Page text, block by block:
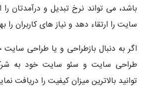
باشد، می تواند نرخ تبدیل و درآمدتان
سایت را ارتقاء دهد و نیاز های کاربران را
اگر به دنبال بازطراحی و یا طراحی
طراحی سایت و سئو سایت خود به
توانید بالاترین میزان کیفیت را دریافت